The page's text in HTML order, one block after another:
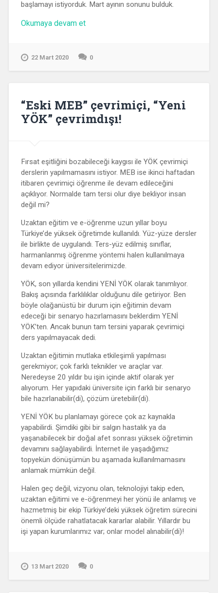
başlamayı istiyorduk. Mart ayının sonunu bulduk.
Okumaya devam et“Akademiden
22 Mart 2020 0
“Eski MEB” çevrimiçi, “Yeni
YÖK” çevrimdışı!
Fırsat eşitliğini bozabileceği kaygısı ile YÖK çevrimiçi
derslerin yapılmamasını istiyor. MEB ise ikinci haftadan
itibaren çevrimiçi öğrenme ile devam edileceğini
açıklıyor. Normalde tam tersi olur diye bekliyor insan
değil mi?
Uzaktan eğitim ve e-öğrenme uzun yıllar boyu
Türkiye’de yüksek öğretimde kullanıldı. Yüz-yüze dersler
ile birlikte de uygulandı. Ters-yüz edilmiş sınıflar,
harmanlanmış öğrenme yöntemi halen kullanılmaya
devam ediyor üniversitelerimizde.
YÖK, son yıllarda kendini YENİ YÖK olarak tanımlıyor.
Bakış açısında farklılıklar olduğunu dile getiriyor. Ben
böyle olağanüstü bir durum için eğitimin devam
edeceği bir senaryo hazırlamasını beklerdim YENİ
YÖK’ten. Ancak bunun tam tersini yaparak çevrimiçi
ders yapılmayacak dedi.
Uzaktan eğitimin mutlaka etkileşimli yapılması
gerekmiyor; çok farklı teknikler ve araçlar var.
Neredeyse 20 yıldır bu işin içinde aktif olarak yer
alıyorum. Her yapıdaki üniversite için farklı bir senaryo
bile hazırlanabilir(di), çözüm üretebilir(di).
YENİ YÖK bu planlamayı görece çok az kaynakla
yapabilirdi. Şimdiki gibi bir salgın hastalık ya da
yaşanabilecek bir doğal afet sonrası yüksek öğretimin
devamını sağlayabilirdi. İnternet ile yaşadığımız
topyekün dönüşümün bu aşamada kullanılmamasını
anlamak mümkün değil.
Halen geç değil, vizyonu olan, teknolojiyi takip eden,
uzaktan eğitimi ve e-öğrenmeyi her yönü ile anlamış ve
hazmetmiş bir ekip Türkiye’deki yüksek öğretim sürecini
önemli ölçüde rahatlatacak kararlar alabilir. Yıllardır bu
işi yapan kurumlarımız var; onlar model alınabilir(di)!
13 Mart 2020 0